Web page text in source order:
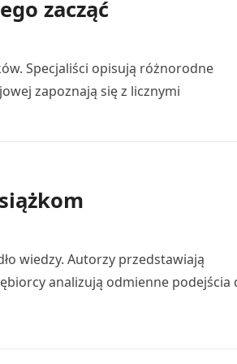
zacząć
Specjaliści opisują różnorodne
zapoznają się z licznymi
wiedzy. Autorzy przedstawiają
analizują odmienne podejścia